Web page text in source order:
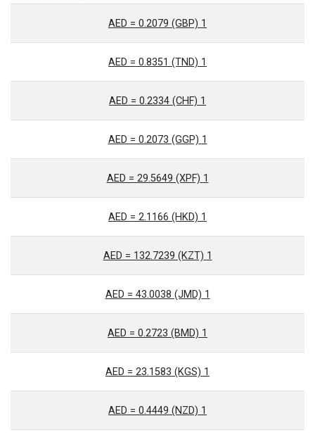
1 AED = 0.2079 (GBP)
1 AED = 0.8351 (TND)
1 AED = 0.2334 (CHF)
1 AED = 0.2073 (GGP)
1 AED = 29.5649 (XPF)
1 AED = 2.1166 (HKD)
1 AED = 132.7239 (KZT)
1 AED = 43.0038 (JMD)
1 AED = 0.2723 (BMD)
1 AED = 23.1583 (KGS)
1 AED = 0.4449 (NZD)